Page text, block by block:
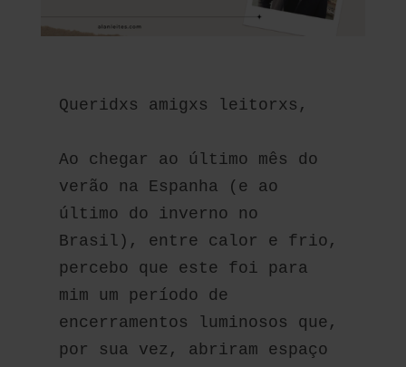
Queridxs amigxs leitorxs,
Ao chegar ao último mês do
verão na Espanha (e ao
último do inverno no
Brasil), entre calor e frio,
percebo que este foi para
mim um período de
encerramentos luminosos que,
por sua vez, abriram espaço